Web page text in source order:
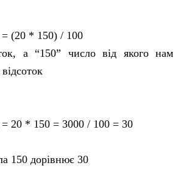
= (20 * 150) / 100
а “150” число від якого нам
= 20 * 150 = 3000 / 100 = 30
150 дорівнює 30